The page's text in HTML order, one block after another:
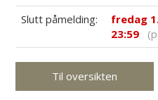
Slutt påmelding:
fredag
23:59
Til oversikten